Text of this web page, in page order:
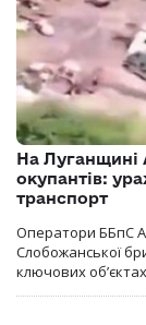
На Луганщині
окупантів:
транспорт
Оператори ББпС
Слобожанської
ключових об’єктах